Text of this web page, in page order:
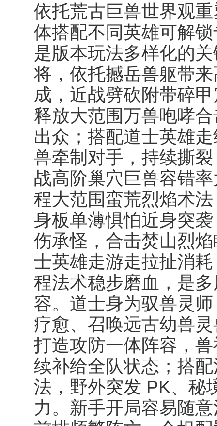
依托荒古巨兽世界观
体搭配不同英雄可解
是版本玩法多样化的
将，依托撼岳兽躯带
成，近战劈砍附带碎
释放大范围万兽咆哮
出众；搭配道士英雄
兽牵制对手，持续撕
战高阶巢穴巨兽容错
程大范围蛮荒烈焰术
身板单薄惧怕近身突
伤承怪，合击焚山烈
士英雄走游走拉扯消
程法术稳步磨血，是
容。道士身为驭兽灵
疗愈、召唤远古幼兽
打造攻防一体阵容，
续补给全队状态；搭
法，野外突发 PK、秘
力。新手开局容易随